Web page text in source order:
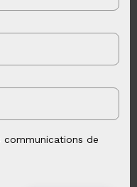
de